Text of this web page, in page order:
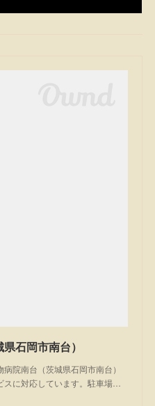
石岡市南台）
院南台（茨城県石岡市南台）
に対応しています。駐車場…